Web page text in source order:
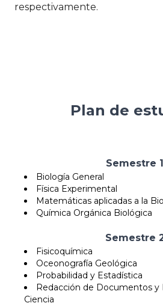
respectivamente.
Plan de
Semestre 1
Biología General
Física Experimental
Matemáticas aplicadas a la
Química Orgánica Biológica
Semestre
Fisicoquímica
Oceonografía Geológica
Probabilidad y Estadística
Redacción de Documentos y
Ciencia